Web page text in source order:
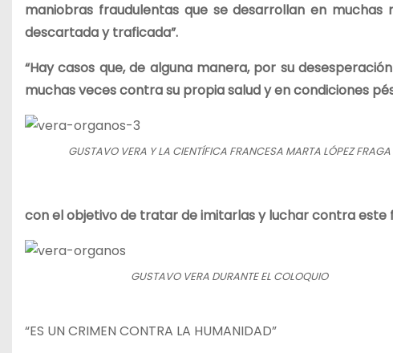
maniobras fraudulentas que se desarrollan en
descartada y traficada”.
“Hay casos que, de alguna manera, por su
muchas veces contra su propia salud y en condiciones
GUSTAVO VERA Y LA CIENTÍFICA FRANCESA MARTA LÓPEZ FRAGA
con el objetivo de tratar de imitarlas y luchar contra este
GUSTAVO VERA DURANTE EL COLOQUIO
“ES UN CRIMEN CONTRA LA HUMANIDAD”